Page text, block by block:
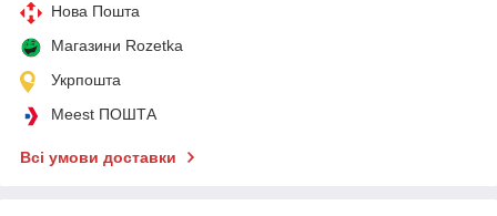
Нова Пошта
Магазини Rozetka
Укрпошта
Meest ПОШТА
Всі умови доставки